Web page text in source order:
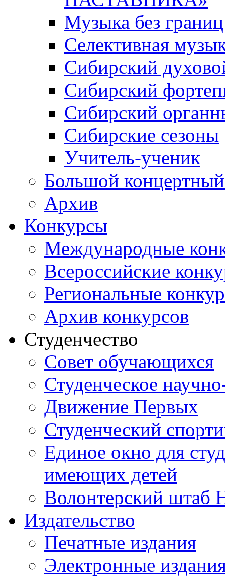
Музыка без границ
Селективная
Сибирский
Сибирский
Сибирский
Сибирские сезоны
Учитель-ученик
Большой концертный
Архив
Конкурсы
Международные
Всероссийские
Региональные
Архив конкурсов
Студенчество
Совет обучающихся
Студенческое
Движение Первых
Студенческий
Единое окно для
имеющих детей
Волонтерский штаб
Издательство
Печатные издания
Электронные